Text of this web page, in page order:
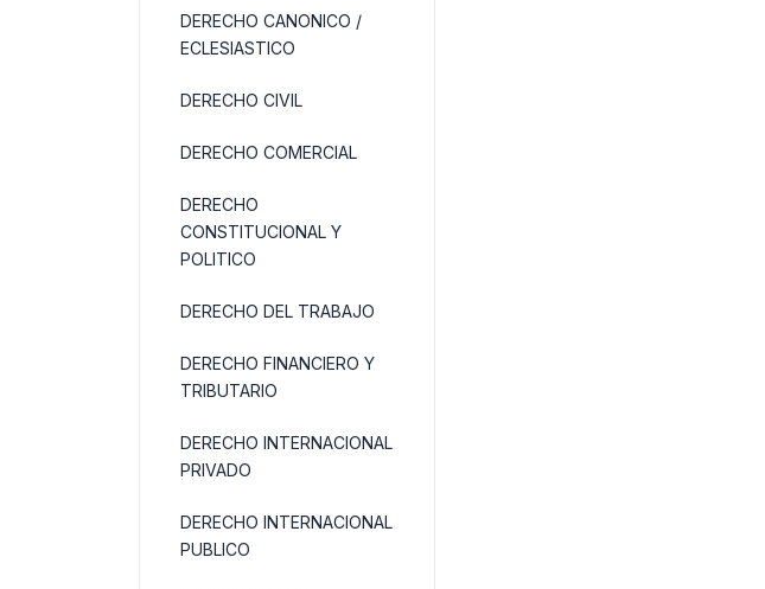
DERECHO CANONICO /
ECLESIASTICO
DERECHO CIVIL
DERECHO COMERCIAL
DERECHO
CONSTITUCIONAL Y
POLITICO
DERECHO DEL TRABAJO
DERECHO FINANCIERO Y
TRIBUTARIO
DERECHO INTERNACIONAL
PRIVADO
DERECHO INTERNACIONAL
PUBLICO